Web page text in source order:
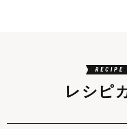
RECIPE
レシピ